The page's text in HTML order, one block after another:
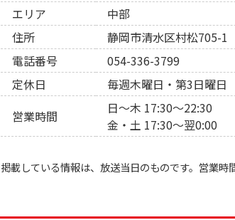
エリア
中部
住所
静岡市清水区村松705-1
電話番号
054-336-3799
定休日
毎週木曜日・第3日曜日
営業時間
日～木 17:30～22:30
金・土 17:30～翌0:00
掲載している情報は、放送当日のものです。営業時